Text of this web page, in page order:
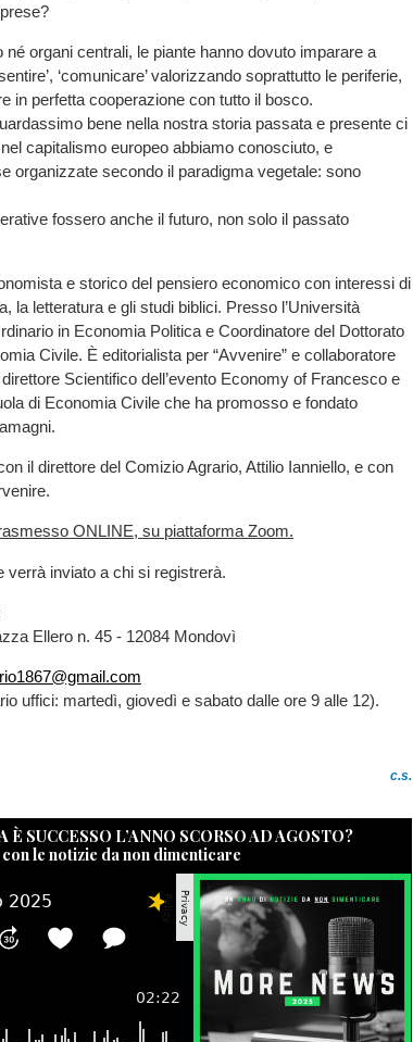
né organi centrali, le piante hanno dovuto imparare a
‘comunicare’ valorizzando soprattutto le periferie,
in perfetta cooperazione con tutto il bosco.
bene nella nostra storia passata e presente ci
capitalismo europeo abbiamo conosciuto, e
organizzate secondo il paradigma vegetale: sono
fossero anche il futuro, non solo il passato
e storico del pensiero economico con interessi di
la letteratura e gli studi biblici. Presso l’Università
in Economia Politica e Coordinatore del Dottorato
Civile. È editorialista per “Avvenire” e collaboratore
direttore Scientifico dell’evento Economy of Francesco e
di Economia Civile che ha promosso e fondato
il direttore del Comizio Agrario, Attilio Ianniello, e con
ONLINE, su piattaforma Zoom.
verrà inviato a chi si registrerà.
Ellero n. 45 - 12084 Mondovì
uffici: martedì, giovedì e sabato dalle ore 9 alle 12).
c.s.
SUCCESSO L’ANNO SCORSO AD AGOSTO?
le notizie da non dimenticare